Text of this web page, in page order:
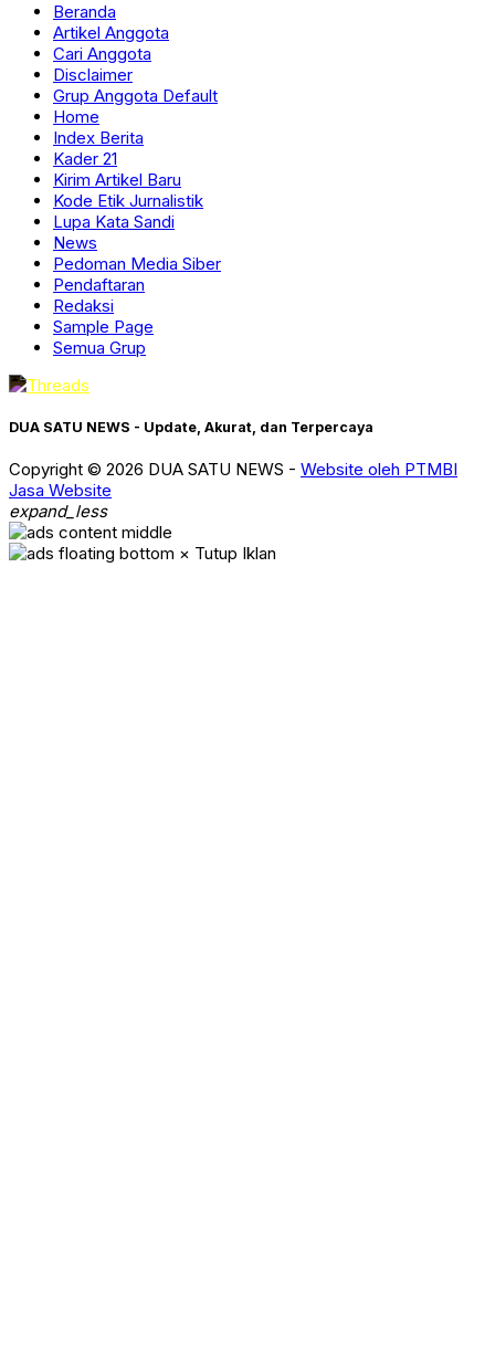
Beranda
Artikel Anggota
Cari Anggota
Disclaimer
Grup Anggota Default
Home
Index Berita
Kader 21
Kirim Artikel Baru
Kode Etik Jurnalistik
Lupa Kata Sandi
News
Pedoman Media Siber
Pendaftaran
Redaksi
Sample Page
Semua Grup
DUA SATU NEWS - Update, Akurat, dan Terpercaya
Copyright © 2026 DUA SATU NEWS - Website oleh PTMBI
Jasa Website
expand_less
× Tutup Iklan